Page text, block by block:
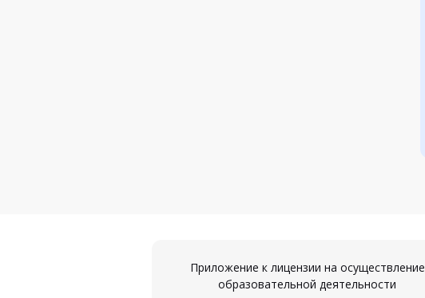
Приложение к лицензии на осуществление
образовательной деятельности